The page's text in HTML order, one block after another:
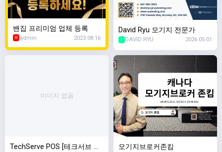
밴집 프리미엄 업체 등록
M admin 2023.08.16
David Ryu 모기지 전문가
1 DAVID RYU 2026.05.01
이미지 없음
TechServe POS [테크서브 포
모기지브로커존킴